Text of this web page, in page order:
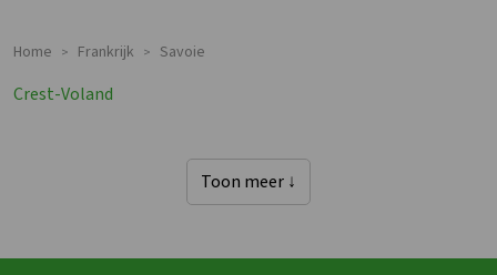
Home > Frankrijk > Savoie
Groepsaccommodaties In
Crest-Voland
Toon meer ↓